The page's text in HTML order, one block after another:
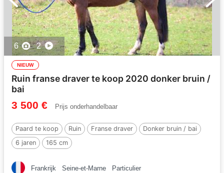
6 2
NIEUW
Ruin franse draver te koop 2020 donker bruin /
bai
3 500 € Prijs onderhandelbaar
Paard te koop Ruin Franse draver
Donker bruin / bai
6 jaren
165 cm
Frankrijk Seine-et-Marne Particulier